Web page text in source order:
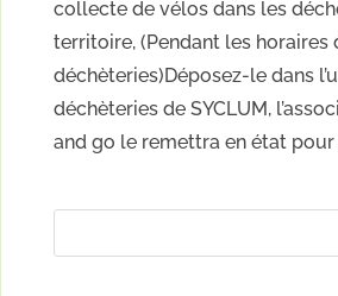
collecte de vélos dans les
territoire, (Pendant les horaires
déchèteries)Déposez-le dans
déchèteries de SYCLUM,
and go le remettra en état pour